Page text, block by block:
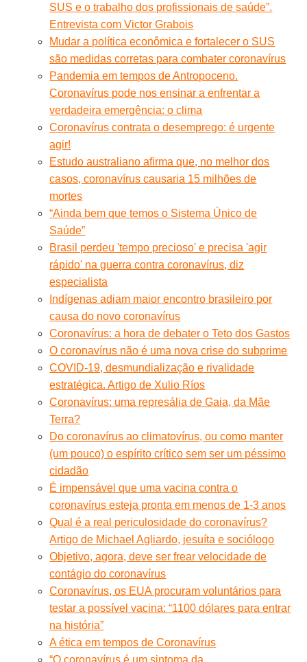
SUS e o trabalho dos profissionais de saúde”.
Entrevista com Victor Grabois
Mudar a política econômica e fortalecer o SUS
são medidas corretas para combater coronavírus
Pandemia em tempos de Antropoceno.
Coronavírus pode nos ensinar a enfrentar a
verdadeira emergência: o clima
Coronavírus contrata o desemprego: é urgente
agir!
Estudo australiano afirma que, no melhor dos
casos, coronavírus causaria 15 milhões de
mortes
“Ainda bem que temos o Sistema Único de
Saúde”
Brasil perdeu 'tempo precioso' e precisa 'agir
rápido' na guerra contra coronavírus, diz
especialista
Indígenas adiam maior encontro brasileiro por
causa do novo coronavírus
Coronavírus: a hora de debater o Teto dos Gastos
O coronavírus não é uma nova crise do subprime
COVID-19, desmundialização e rivalidade
estratégica. Artigo de Xulio Ríos
Coronavírus: uma represália de Gaia, da Mãe
Terra?
Do coronavírus ao climatovírus, ou como manter
(um pouco) o espírito crítico sem ser um péssimo
cidadão
É impensável que uma vacina contra o
coronavírus esteja pronta em menos de 1-3 anos
Qual é a real periculosidade do coronavírus?
Artigo de Michael Agliardo, jesuíta e sociólogo
Objetivo, agora, deve ser frear velocidade de
contágio do coronavírus
Coronavírus, os EUA procuram voluntários para
testar a possível vacina: “1100 dólares para entrar
na história”
A ética em tempos de Coronavírus
“O coronavírus é um sintoma da